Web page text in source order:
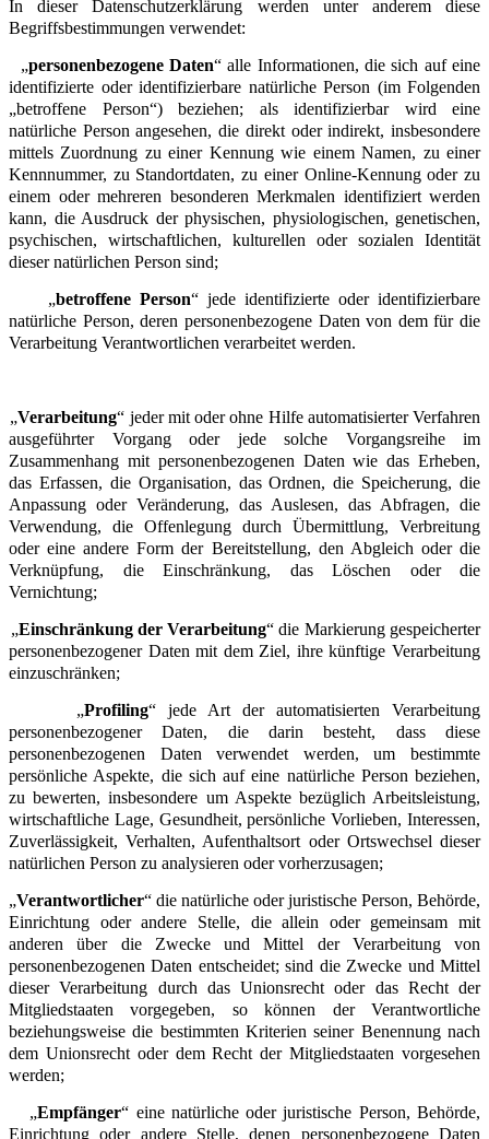
In dieser Datenschutzerklärung werden unter anderem diese
Begriffsbestimmungen verwendet:
„personenbezogene Daten“ alle Informationen, die sich auf eine
identifizierte oder identifizierbare natürliche Person (im Folgenden
„betroffene Person“) beziehen; als identifizierbar wird eine
natürliche Person angesehen, die direkt oder indirekt, insbesondere
mittels Zuordnung zu einer Kennung wie einem Namen, zu einer
Kennnummer, zu Standortdaten, zu einer Online-Kennung oder zu
einem oder mehreren besonderen Merkmalen identifiziert werden
kann, die Ausdruck der physischen, physiologischen, genetischen,
psychischen, wirtschaftlichen, kulturellen oder sozialen Identität
dieser natürlichen Person sind;
„betroffene Person“ jede identifizierte oder identifizierbare
natürliche Person, deren personenbezogene Daten von dem für die
Verarbeitung Verantwortlichen verarbeitet werden.
„Verarbeitung“ jeder mit oder ohne Hilfe automatisierter Verfahren
ausgeführter Vorgang oder jede solche Vorgangsreihe im
Zusammenhang mit personenbezogenen Daten wie das Erheben,
das Erfassen, die Organisation, das Ordnen, die Speicherung, die
Anpassung oder Veränderung, das Auslesen, das Abfragen, die
Verwendung, die Offenlegung durch Übermittlung, Verbreitung
oder eine andere Form der Bereitstellung, den Abgleich oder die
Verknüpfung, die Einschränkung, das Löschen oder die
Vernichtung;
„Einschränkung der Verarbeitung“ die Markierung gespeicherter
personenbezogener Daten mit dem Ziel, ihre künftige Verarbeitung
einzuschränken;
„Profiling“ jede Art der automatisierten Verarbeitung
personenbezogener Daten, die darin besteht, dass diese
personenbezogenen Daten verwendet werden, um bestimmte
persönliche Aspekte, die sich auf eine natürliche Person beziehen,
zu bewerten, insbesondere um Aspekte bezüglich Arbeitsleistung,
wirtschaftliche Lage, Gesundheit, persönliche Vorlieben, Interessen,
Zuverlässigkeit, Verhalten, Aufenthaltsort oder Ortswechsel dieser
natürlichen Person zu analysieren oder vorherzusagen;
„Verantwortlicher“ die natürliche oder juristische Person, Behörde,
Einrichtung oder andere Stelle, die allein oder gemeinsam mit
anderen über die Zwecke und Mittel der Verarbeitung von
personenbezogenen Daten entscheidet; sind die Zwecke und Mittel
dieser Verarbeitung durch das Unionsrecht oder das Recht der
Mitgliedstaaten vorgegeben, so können der Verantwortliche
beziehungsweise die bestimmten Kriterien seiner Benennung nach
dem Unionsrecht oder dem Recht der Mitgliedstaaten vorgesehen
werden;
„Empfänger“ eine natürliche oder juristische Person, Behörde,
Einrichtung oder andere Stelle, denen personenbezogene Daten